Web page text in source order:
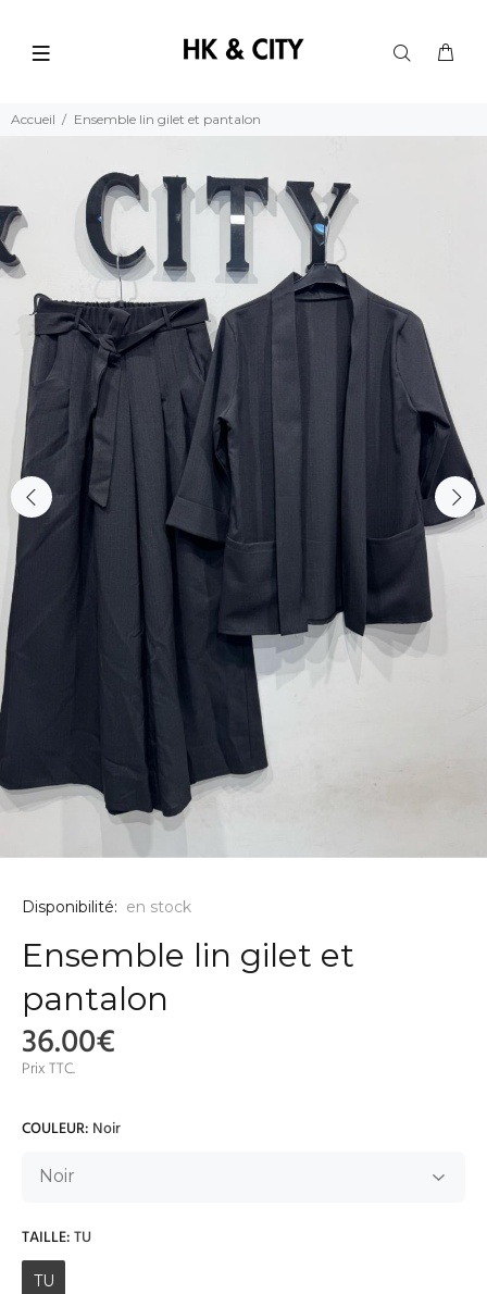
Accueil Ensemble lin gilet et pantalon
Disponibilité: en stock
Ensemble lin gilet et
pantalon
36.00€
Prix TTC.
COULEUR: Noir
TAILLE:TU
TU